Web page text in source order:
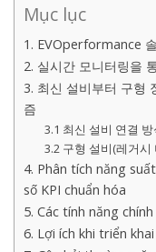
Mục lục
1. EVOperformance
2. 실시간 모니터링을
3. 최신 설비부터 구형
즘
3.1 최신 설비 연결 방
3.2 구형 설비(레거시
4. Phân tích năng
số KPI chuẩn hóa
5. Các tính năng
6. Lợi ích khi triển